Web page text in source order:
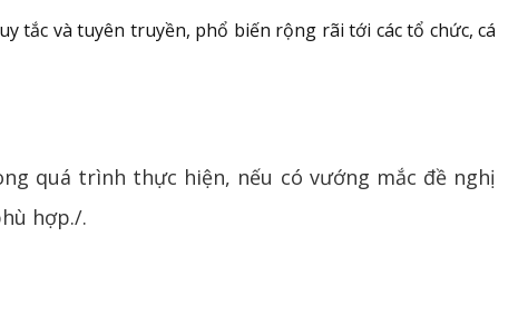
tắc và tuyên truyền, phổ biến rộng rãi tới các tổ chức, cá
quá trình thực hiện, nếu có vướng mắc đề nghị
hợp./.